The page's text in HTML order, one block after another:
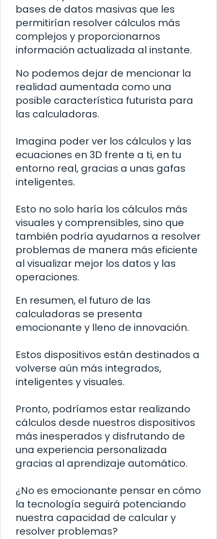
bases de datos masivas que les
permitirían resolver cálculos más
complejos y proporcionarnos
información actualizada al instante.
No podemos dejar de mencionar la
realidad aumentada como una
posible característica futurista para
las calculadoras.
Imagina poder ver los cálculos y las
ecuaciones en 3D frente a ti, en tu
entorno real, gracias a unas gafas
inteligentes.
Esto no solo haría los cálculos más
visuales y comprensibles, sino que
también podría ayudarnos a resolver
problemas de manera más eficiente
al visualizar mejor los datos y las
operaciones.
En resumen, el futuro de las
calculadoras se presenta
emocionante y lleno de innovación.
Estos dispositivos están destinados a
volverse aún más integrados,
inteligentes y visuales.
Pronto, podríamos estar realizando
cálculos desde nuestros dispositivos
más inesperados y disfrutando de
una experiencia personalizada
gracias al aprendizaje automático.
¿No es emocionante pensar en cómo
la tecnología seguirá potenciando
nuestra capacidad de calcular y
resolver problemas?